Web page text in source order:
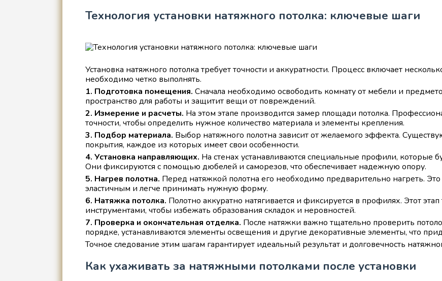
Технология установки натяжного потолка: ключевые шаги
Установка натяжного потолка требует точности и аккуратности. Процесс включает
необходимо четко выполнять.
1. Подготовка помещения. Сначала необходимо освободить комнату от мебели и
пространство для работы и защитит вещи от повреждений.
2. Измерение и расчеты. На этом этапе производится замер площади потолка.
точности, чтобы определить нужное количество материала и элементы крепления.
3. Подбор материала. Выбор натяжного полотна зависит от желаемого эффекта.
покрытия, каждое из которых имеет свои особенности.
4. Установка направляющих. На стенах устанавливаются специальные профили, которые
Они фиксируются с помощью дюбелей и саморезов, что обеспечивает надежную опору.
5. Нагрев полотна. Перед натяжкой полотна его необходимо предварительно нагреть. Это
эластичным и легче принимать нужную форму.
6. Натяжка потолка. Полотно аккуратно натягивается и фиксируется в профилях. Этот
инструментами, чтобы избежать образования складок и неровностей.
7. Проверка и окончательная отделка. После натяжки важно тщательно проверить
порядке, устанавливаются элементы освещения и другие декоративные элементы, что
Точное следование этим шагам гарантирует идеальный результат и долговечность
Как ухаживать за натяжными потолками после установки